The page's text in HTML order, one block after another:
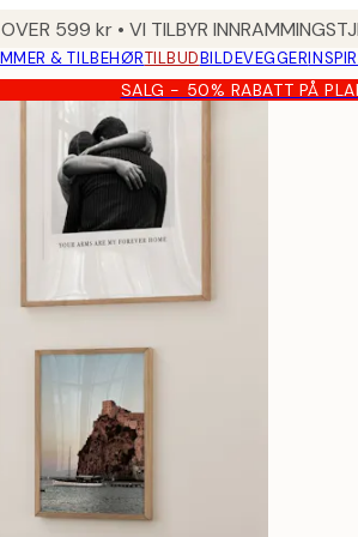
599 kr • VI TILBYR
& TILBEHØRTILBUDBILDEVEGGER
SALG - 50% RABATT PÅ